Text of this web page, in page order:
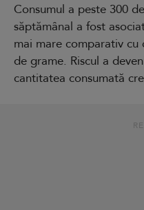
Consumul a peste 300
săptămânal a fost
mai mare comparativ cu
de grame. Riscul a
cantitatea consumată